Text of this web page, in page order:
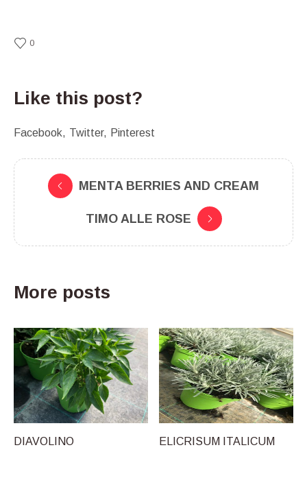
0
Like this post?
Facebook Twitter Pinterest
MENTA BERRIES AND CREAM
TIMO ALLE ROSE
More posts
DIAVOLINO ELICRISUM ITALICUM